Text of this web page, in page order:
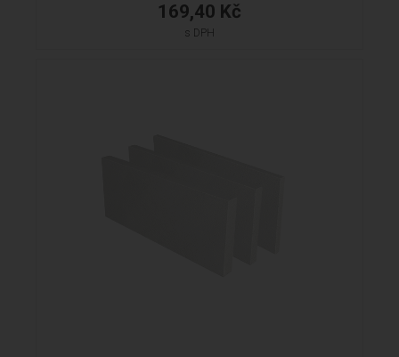
169,40 Kč
s DPH